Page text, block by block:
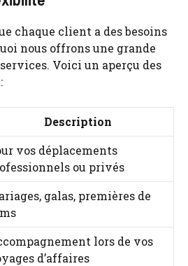
chaque client a des besoins
nous offrons une grande
Voici un aperçu des
Description
vos déplacements
ou privés
galas, premières de
lors de vos
d’affaires